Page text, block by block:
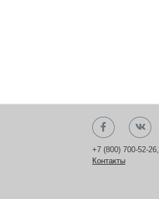
+7 (800) 700-52-26,
Контакты